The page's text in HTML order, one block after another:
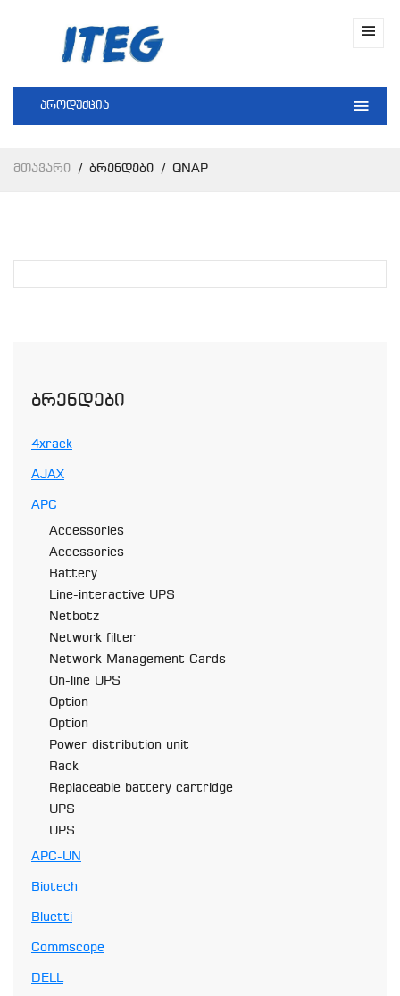
პროდუქცია
Მთავარი Ბრენდები QNAP
Ბრენდები
4xrack
AJAX
APC
Accessories
Accessories
Battery
Line-interactive UPS
Netbotz
Network filter
Network Management Cards
On-line UPS
Option
Option
Power distribution unit
Rack
Replaceable battery cartridge
UPS
UPS
APC-UN
Biotech
Bluetti
Commscope
DELL